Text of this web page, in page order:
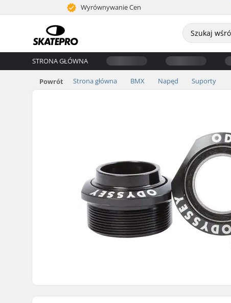
Wyrównywanie Cen
STRONA GŁÓWNA
Powrót Strona główna BMX Napęd Suporty